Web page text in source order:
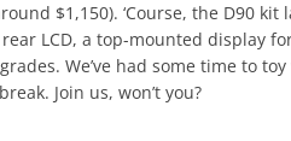
$1,150). ‘Course, the D90 kit
LCD, a top-mounted display
We’ve had some time to
Join us, won’t you?